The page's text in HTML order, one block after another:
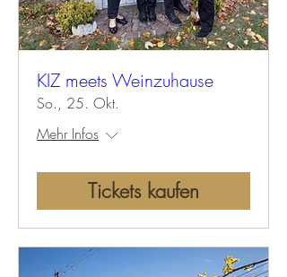
KIZ meets Weinzuhause
So., 25. Okt.
Mehr Infos
Tickets kaufen